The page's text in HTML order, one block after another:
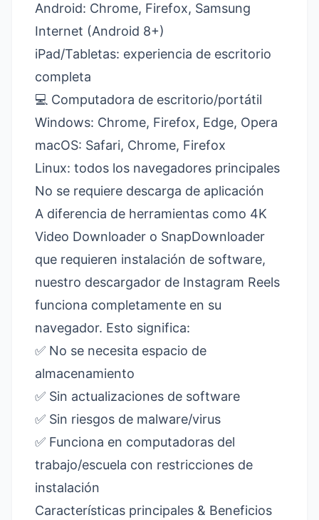
Android: Chrome, Firefox, Samsung
Internet (Android 8+)
iPad/Tabletas: experiencia de escritorio
completa
💻 Computadora de escritorio/portátil
Windows: Chrome, Firefox, Edge, Opera
macOS: Safari, Chrome, Firefox
Linux: todos los navegadores principales
No se requiere descarga de aplicación
A diferencia de herramientas como 4K
Video Downloader o SnapDownloader
que requieren instalación de software,
nuestro descargador de Instagram Reels
funciona completamente en su
navegador. Esto significa:
✅ No se necesita espacio de
almacenamiento
✅ Sin actualizaciones de software
✅ Sin riesgos de malware/virus
✅ Funciona en computadoras del
trabajo/escuela con restricciones de
instalación
Características principales & Beneficios